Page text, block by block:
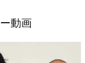
動画